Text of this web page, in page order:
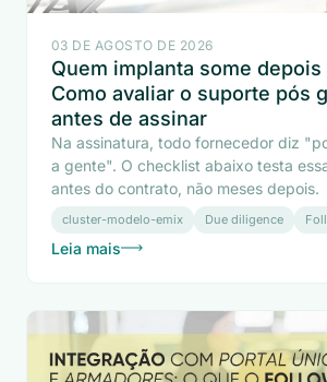
03 DE AGOSTO DE 2026
Quem implanta some depois
Como avaliar o suporte pós
antes de assinar
Na assinatura, todo fornecedor diz
a gente". O checklist abaixo testa
antes do contrato, não meses depois.
cluster-modelo-emix Due diligence
Leia mais